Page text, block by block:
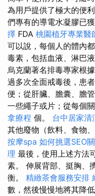
為用戶提供了極大的便
們專有的導電水凝膠已
擇 FDA 桃園植牙專業醫
可以說，每個人的體內
毒素，包括血液、淋巴
烏克蘭著名排毒專家根
過多次全面戒毒後，患
便；從肝臟、膽囊、膽
一些繩子或片；從每個
拿療程 個。 台中居家清
其他廢物（飲料、食物
按摩spa 如何挑選SEO
理 最後，使用上述方法
素。 伸展背部、挺胸、
衡。 精緻茶會服務安排
數，然後慢慢地將其降